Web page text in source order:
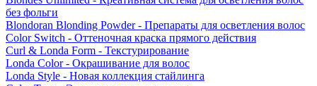
без фольги
Blondoran Blonding Powder - Препараты для осветления волос
Color Switch - Оттеночная краска прямого действия
Curl & Londa Form - Текстурирование
Londa Color - Окрашивание для волос
Londa Style - Новая коллекция стайлинга